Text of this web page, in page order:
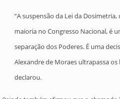
“A suspensão da Lei da
maioria no Congresso Nacional, é
separação dos Poderes. É uma
Alexandre de Moraes ultrapassa
declarou.